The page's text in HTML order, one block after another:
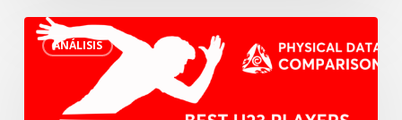
liga
turca”.ANÁLISIS
Los
mejores